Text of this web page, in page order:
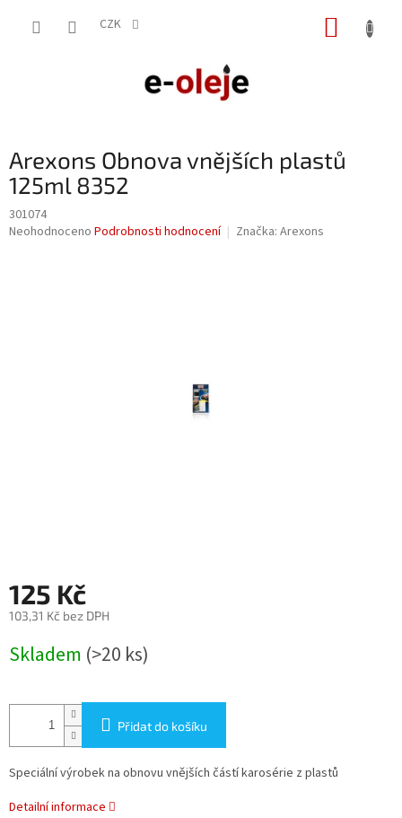
CZK
Arexons Obnova vnějších plastů
125ml 8352
301074
Průměrné
Neohodnoceno Podrobnosti hodnocení Značka: Arexons
125 Kč
103,31 Kč bez DPH
cena:
Skladem (>20 ks)
Přidat do košíku
Speciální výrobek na obnovu vnějších částí karosérie z plastů
Detailní informace